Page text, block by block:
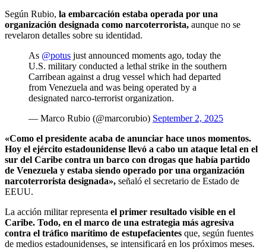
Según Rubio, la embarcación estaba operada por una
organización designada como narcoterrorista, aunque no se
revelaron detalles sobre su identidad.
As @potus just announced moments ago, today the
U.S. military conducted a lethal strike in the southern
Carribean against a drug vessel which had departed
from Venezuela and was being operated by a
designated narco-terrorist organization.
— Marco Rubio (@marcorubio) September 2, 2025
«Como el presidente acaba de anunciar hace unos momentos.
Hoy el ejército estadounidense llevó a cabo un ataque letal en el
sur del Caribe contra un barco con drogas que había partido
de Venezuela y estaba siendo operado por una organización
narcoterrorista designada», señaló el secretario de Estado de
EEUU.
La acción militar representa el primer resultado visible en el
Caribe. Todo, en el marco de una estrategia más agresiva
contra el tráfico marítimo de estupefacientes que, según fuentes
de medios estadounidenses, se intensificará en los próximos meses.